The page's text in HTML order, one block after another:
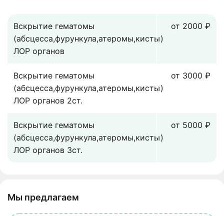
Вскрытие гематомы
(абсцесса,фурункула,атеромы,кисты)
ЛОР органов
от 2000 ₽
Вскрытие гематомы
(абсцесса,фурункула,атеромы,кисты)
ЛОР органов 2ст.
от 3000 ₽
Вскрытие гематомы
(абсцесса,фурункула,атеромы,кисты)
ЛОР органов 3ст.
от 5000 ₽
Мы предлагаем